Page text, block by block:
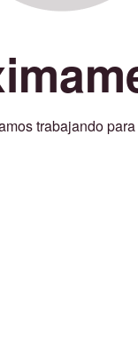
trabajando para